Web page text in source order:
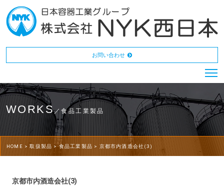
お問い合わせ
WORKS／食品工業製品
HOME >取扱製品 >食品工業製品 > 京都市内酒造会社(3)
京都市内酒造会社(3)